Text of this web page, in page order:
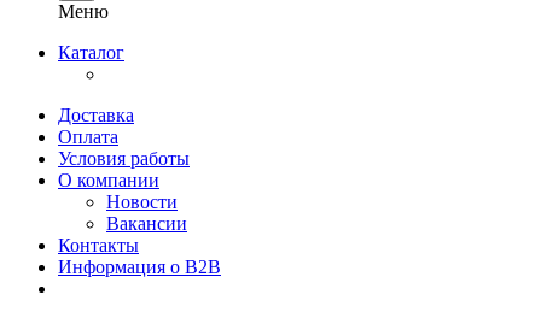
Меню
Каталог
Доставка
Оплата
Условия работы
О компании
Новости
Вакансии
Контакты
Информация о B2B